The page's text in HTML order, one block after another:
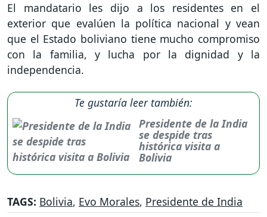
El mandatario les dijo a los residentes en el
exterior que evalúen la política nacional y vean
que el Estado boliviano tiene mucho compromiso
con la familia, y lucha por la dignidad y la
independencia.
Te gustaría leer también:
Presidente de la India
se despide tras
histórica visita a
Bolivia
TAGS: Bolivia, Evo Morales, Presidente de India